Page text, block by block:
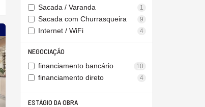
Sacada / Varanda 1
Sacada com Churrasqueira 9
Internet / WiFi 4
NEGOCIAÇÃO
financiamento bancário 10
financiamento direto 4
ESTÁGIO DA OBRA